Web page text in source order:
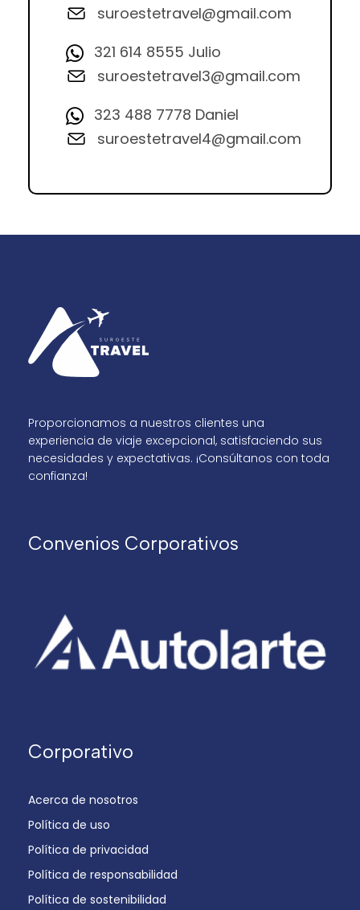
suroestetravel@gmail.com
321 614 8555 Julio
suroestetravel3@gmail.com
323 488 7778 Daniel
suroestetravel4@gmail.com
Proporcionamos a nuestros clientes una
experiencia de viaje excepcional, satisfaciendo sus
necesidades y expectativas. ¡Consúltanos con toda
confianza!
Convenios Corporativos
Corporativo
Acerca de nosotros
Política de uso
Política de privacidad
Política de responsabilidad
Política de sostenibilidad